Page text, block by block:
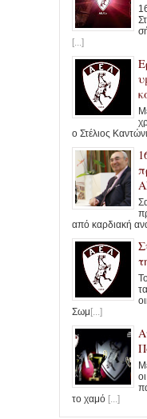
[...]
ο Στέλιος
από καρδιακή
Σωμ[...]
το χαμό [...]